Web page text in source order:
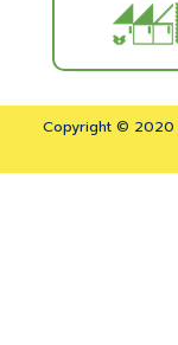
Copyright © 2020